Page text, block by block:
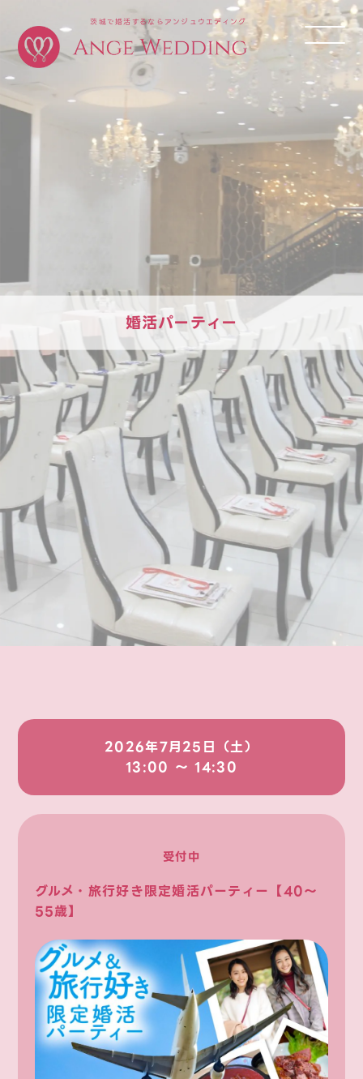
茨城で婚活するならアンジュウエディング
婚活パーティー
2026年7月25日（土）
13:00 〜 14:30
受付中
グルメ・旅行好き限定婚活パーティー【40～
55歳】